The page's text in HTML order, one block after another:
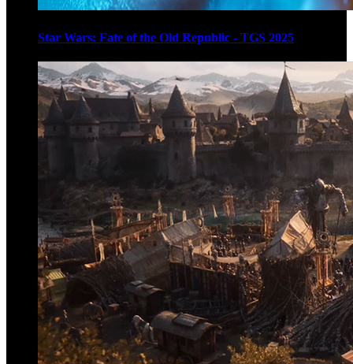
Star Wars: Fate of the Old Republic - TGS 2025